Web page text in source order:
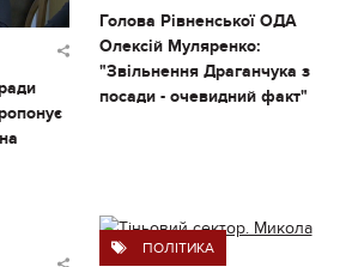
Голова Рівненської ОДА
Олексій Муляренко:
"Звільнення Драганчука з
посади - очевидний факт"
ПОЛІТИКА